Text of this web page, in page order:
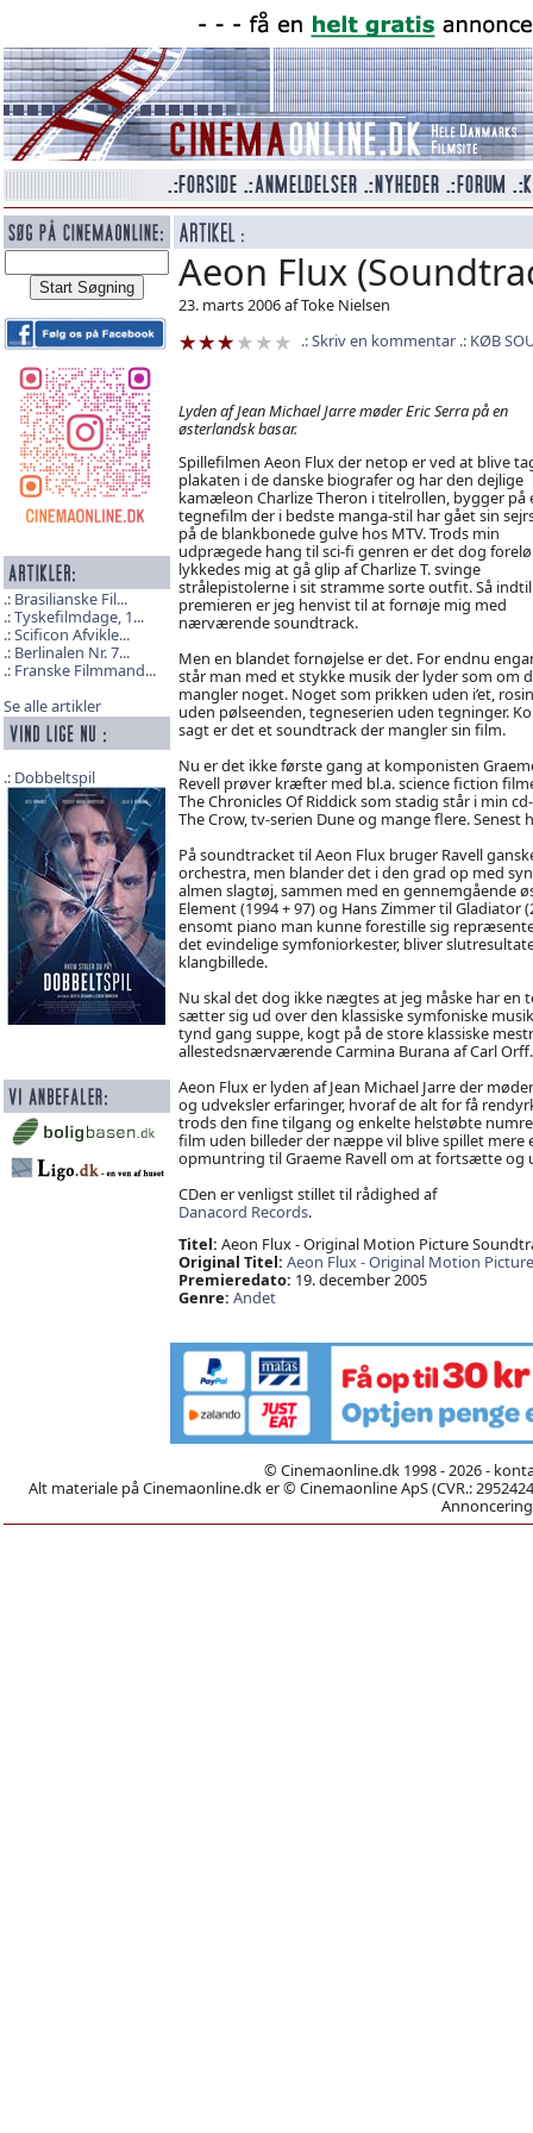
Brasilianske Fil...
Tyskefilmdage, 1...
Scificon Afvikle...
Berlinalen Nr. 7...
Franske Filmmand...
Se alle artikler
Dobbeltspil
Aeon Flux
23. marts 2006 af Toke Nielsen
Skriv en kommentar
KØB
Lyden af Jean Michael Jarre møder Eric Serra på en
østerlandsk basar.
Spillefilmen Aeon Flux der netop er ved at blive
plakaten i de danske biografer og har den dejlige
kamæleon Charlize Theron i titelrollen, bygger på
tegnefilm der i bedste manga-stil har gået sin
på de blankbonede gulve hos MTV. Trods min
udprægede hang til sci-fi genren er det dog
lykkedes mig at gå glip af Charlize T. svinge
strålepistolerne i sit stramme sorte outfit. Så indtil
premieren er jeg henvist til at fornøje mig med
nærværende soundtrack.
Men en blandet fornøjelse er det. For endnu
står man med et stykke musik der lyder som om
mangler noget. Noget som prikken uden i’et,
uden pølseenden, tegneserien uden tegninger.
sagt er det et soundtrack der mangler sin film.
Nu er det ikke første gang at komponisten
Revell prøver kræfter med bl.a. science fiction
The Chronicles Of Riddick som stadig står i min
The Crow, tv-serien Dune og mange flere.
På soundtracket til Aeon Flux bruger Ravell
orchestra, men blander det i den grad op med
almen slagtøj, sammen med en gennemgående
Element (1994 + 97) og Hans Zimmer til
ensomt piano man kunne forestille sig
det evindelige symfoniorkester, bliver
klangbillede.
Nu skal det dog ikke nægtes at jeg måske har
sætter sig ud over den klassiske symfoniske
tynd gang suppe, kogt på de store klassiske
allestedsnærværende Carmina Burana af Carl Orff.
Aeon Flux er lyden af Jean Michael Jarre der
og udveksler erfaringer, hvoraf de alt for få
trods den fine tilgang og enkelte helstøbte
film uden billeder der næppe vil blive spillet mere
opmuntring til Graeme Ravell om at fortsætte
CDen er venligst stillet til rådighed af
Danacord Records.
Titel: Aeon Flux - Original Motion Picture
Original Titel: Aeon Flux - Original Motion
Premieredato: 19. december 2005
Genre: Andet
© Cinemaonline.dk 1998 - 2026 -
Alt materiale på Cinemaonline.dk er © Cinemaonline ApS (CVR.: